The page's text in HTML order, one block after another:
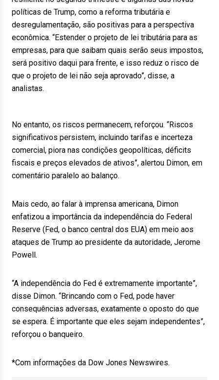
políticas de Trump, como a reforma tributária e
desregulamentação, são positivas para a perspectiva
econômica. “Estender o projeto de lei tributária para as
empresas, para que saibam quais serão seus impostos,
será positivo daqui para frente, e isso reduz o risco de
que o projeto de lei não seja aprovado”, disse, a
analistas.
No entanto, os riscos permanecem, reforçou. “Riscos
significativos persistem, incluindo tarifas e incerteza
comercial, piora nas condições geopolíticas, déficits
fiscais e preços elevados de ativos”, alertou Dimon, em
comentário paralelo ao balanço.
Mais cedo, ao falar à imprensa americana, Dimon
enfatizou a importância da independência do Federal
Reserve (Fed, o banco central dos EUA) em meio aos
ataques de Trump ao presidente da autoridade, Jerome
Powell.
“A independência do Fed é extremamente importante”,
disse Dimon. “Brincando com o Fed, pode haver
consequências adversas, exatamente o oposto do que
se espera. É importante que eles sejam independentes”,
reforçou o banqueiro.
*Com informações da Dow Jones Newswires.